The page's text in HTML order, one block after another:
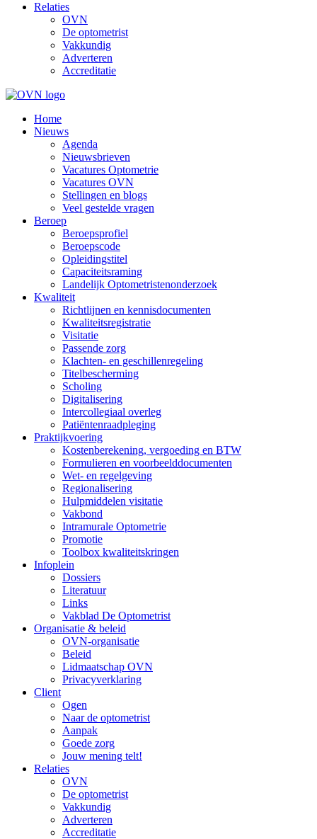
Relaties
OVN
De optometrist
Vakkundig
Adverteren
Accreditatie
Home
Nieuws
Agenda
Nieuwsbrieven
Vacatures Optometrie
Vacatures OVN
Stellingen en blogs
Veel gestelde vragen
Beroep
Beroepsprofiel
Beroepscode
Opleidingstitel
Capaciteitsraming
Landelijk Optometristenonderzoek
Kwaliteit
Richtlijnen en kennisdocumenten
Kwaliteitsregistratie
Visitatie
Passende zorg
Klachten- en geschillenregeling
Titelbescherming
Scholing
Digitalisering
Intercollegiaal overleg
Patiëntenraadpleging
Praktijkvoering
Kostenberekening, vergoeding en BTW
Formulieren en voorbeelddocumenten
Wet- en regelgeving
Regionalisering
Hulpmiddelen visitatie
Vakbond
Intramurale Optometrie
Promotie
Toolbox kwaliteitskringen
Infoplein
Dossiers
Literatuur
Links
Vakblad De Optometrist
Organisatie & beleid
OVN-organisatie
Beleid
Lidmaatschap OVN
Privacyverklaring
Client
Ogen
Naar de optometrist
Aanpak
Goede zorg
Jouw mening telt!
Relaties
OVN
De optometrist
Vakkundig
Adverteren
Accreditatie